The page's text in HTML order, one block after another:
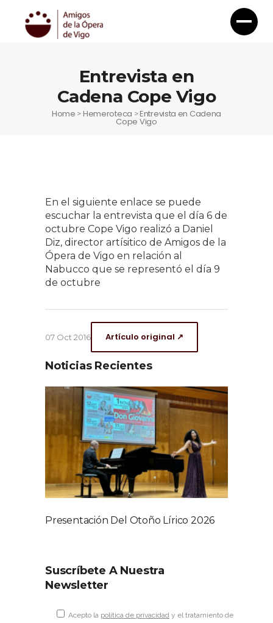
Entrevista en
Cadena Cope Vigo
Home >Hemeroteca >Entrevista en Cadena
Cope Vigo
En el siguiente enlace se puede
escuchar la entrevista que el día 6 de
octubre Cope Vigo realizó a Daniel
Diz, director artísitico de Amigos de la
Ópera de Vigo en relación al
Nabucco que se representó el día 9
de octubre
07 Oct 2016 Artículo original ↗
Noticias Recientes
Presentación Del Otoño Lírico 2026
Suscríbete A Nuestra
Newsletter
Acepto la política de privacidad y el tratamiento de